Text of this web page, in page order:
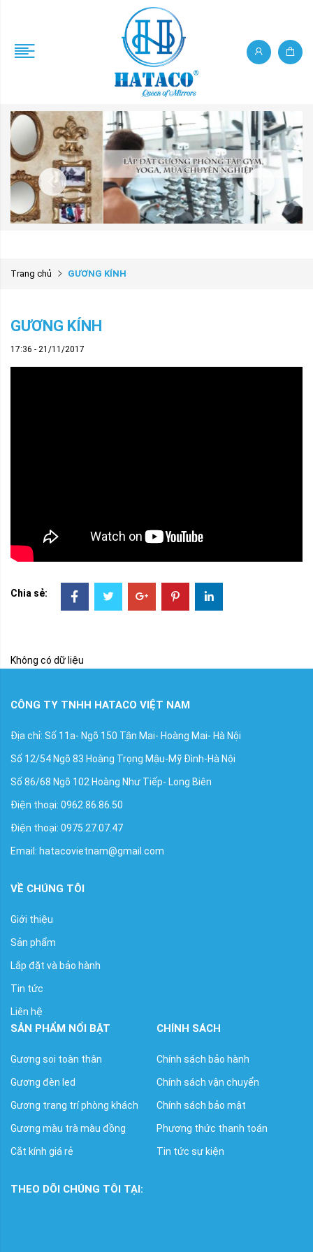
Trang chủ GƯƠNG KÍNH
GƯƠNG KÍNH
17:36 - 21/11/2017
Chia sẻ:
Không có dữ liệu
CÔNG TY TNHH HATACO VIỆT NAM
Địa chỉ: Số 11a- Ngõ 150 Tân Mai- Hoàng Mai- Hà Nội
Số 12/54 Ngõ 83 Hoàng Trọng Mậu-Mỹ Đình-Hà Nội
Số 86/68 Ngõ 102 Hoàng Như Tiếp- Long Biên
Điện thoại: 0962.86.86.50
Điện thoại: 0975.27.07.47
Email: hatacovietnam@gmail.com
VỀ CHÚNG TÔI
Giới thiệu
Sản phẩm
Lắp đặt và bảo hành
Tin tức
Liên hệ
SẢN PHẨM NỔI BẬT
Gương soi toàn thân
Gương đèn led
Gương trang trí phòng khách
Gương màu trà màu đồng
Cắt kính giá rẻ
CHÍNH SÁCH
Chính sách bảo hành
Chính sách vận chuyển
Chính sách bảo mật
Phương thức thanh toán
Tin tức sự kiện
THEO DÕI CHÚNG TÔI TẠI: